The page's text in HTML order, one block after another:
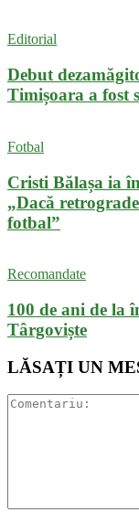
Editorial
Debut
Timișoara a fost
Fotbal
Cristi Bălașa ia
„Dacă
fotbal”
Recomandate
100 de ani de la
Târgoviște
LĂSAȚI UN